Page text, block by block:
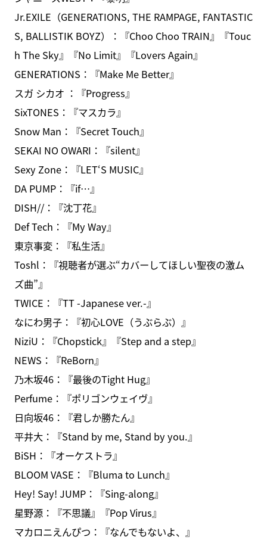
Jr.EXILE（GENERATIONS, THE RAMPAGE, FANTASTIC
S, BALLISTIK BOYZ）：『Choo Choo TRAIN』『Touc
h The Sky』『No Limit』『Lovers Again』
GENERATIONS：『Make Me Better』
スガ シカオ ：『Progress』
SixTONES：『マスカラ』
Snow Man：『Secret Touch』
SEKAI NO OWARI：『silent』
Sexy Zone：『LET‘S MUSIC』
DA PUMP：『if…』
DISH//：『沈丁花』
Def Tech：『My Way』
東京事変：『私生活』
Toshl：『視聴者が選ぶ“カバーしてほしい聖夜の激ム
ズ曲”』
TWICE：『TT -Japanese ver.-』
なにわ男子：『初心LOVE（うぶらぶ）』
NiziU：『Chopstick』『Step and a step』
NEWS：『ReBorn』
乃木坂46：『最後のTight Hug』
Perfume：『ポリゴンウェイヴ』
日向坂46：『君しか勝たん』
平井大：『Stand by me, Stand by you.』
BiSH：『オーケストラ』
BLOOM VASE：『Bluma to Lunch』
Hey! Say! JUMP：『Sing-along』
星野源：『不思議』『Pop Virus』
マカロニえんぴつ：『なんでもないよ、』